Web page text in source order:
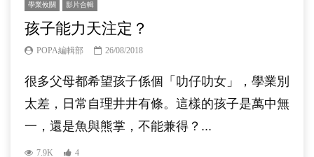
學業攸關 影片合輯
孩子能力天注定？
POPA編輯部 26/08/2018
很多父母都希望孩子係個「叻仔叻女」，學業別
太差，日常自理井井有條。這樣的孩子是萬中無
一，還是魚與熊掌，不能兼得？...
7.9K 4